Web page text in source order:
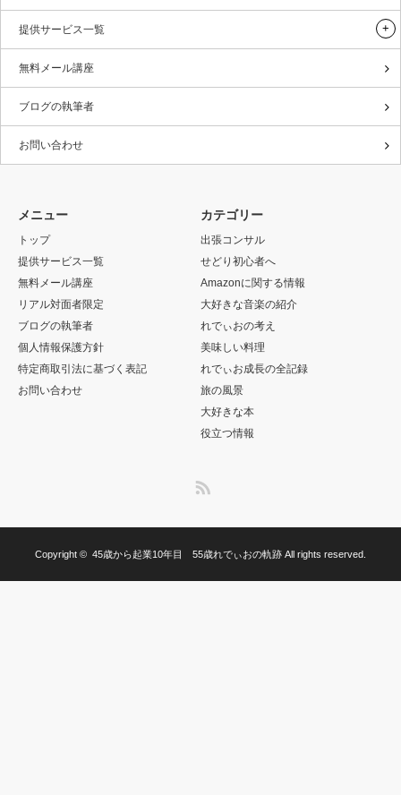
提供サービス一覧
無料メール講座
ブログの執筆者
お問い合わせ
メニュー
トップ
提供サービス一覧
無料メール講座
リアル対面者限定
ブログの執筆者
個人情報保護方針
特定商取引法に基づく表記
お問い合わせ
カテゴリー
出張コンサル
せどり初心者へ
Amazonに関する情報
大好きな音楽の紹介
れでぃおの考え
美味しい料理
れでぃお成長の全記録
旅の風景
大好きな本
役立つ情報
Copyright © 45歳から起業10年目 55歳れでぃおの軌跡 All rights reserved.